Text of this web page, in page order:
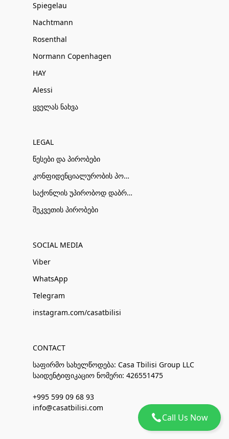
Call Us Now
Spiegelau
Nachtmann
Rosenthal
Normann Copenhagen
HAY
Alessi
ყველას ნახვა
LEGAL
წესები და პირობები
კონფიდენციალურობის პოლიტიკა
საქონლის უპირობოდ დაბრუნების პირობები
შეკვეთის პირობები
SOCIAL MEDIA
Viber
WhatsApp
Telegram
instagram.com/casatbilisi
CONTACT
საფირმო სახელწოდება: Casa Tbilisi Group LLC
საიდენტიფიკაციო ნომერი: 426551475
+995 599 09 68 93
info@casatbilisi.com